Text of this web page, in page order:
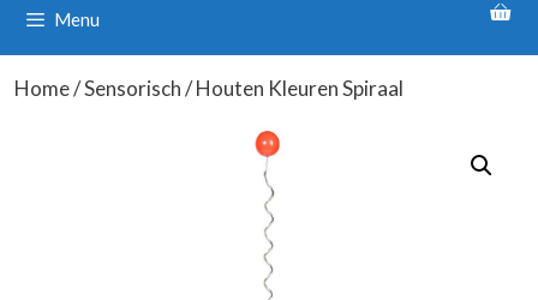
Menu
Home/Sensorisch/ Houten Kleuren Spiraal